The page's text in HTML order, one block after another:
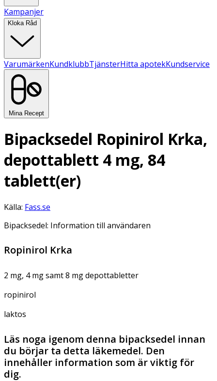
Kampanjer
Kloka Råd
VarumärkenKundklubbTjänsterHitta apotekKundservice
Mina Recept
Bipacksedel Ropinirol Krka,
depottablett 4 mg, 84
tablett(er)
Källa: Fass.se
Bipacksedel: Information till användaren
Ropinirol Krka
2 mg, 4 mg samt 8 mg depottabletter
ropinirol
laktos
Läs noga igenom denna bipacksedel innan
du börjar ta detta läkemedel. Den
innehåller information som är viktig för
dig.